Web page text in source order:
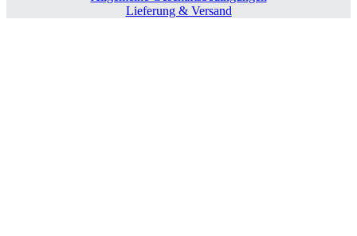
Lieferung & Versand